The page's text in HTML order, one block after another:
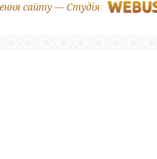
сайту — Студія